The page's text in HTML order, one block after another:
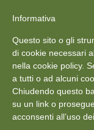
+39 011
Aceper
Vedi:
Informativa
Questo sito o gli
di cookie necessari
nella cookie policy.
a tutti o ad alcuni
Chiudendo questo
su un link o
acconsenti all’uso